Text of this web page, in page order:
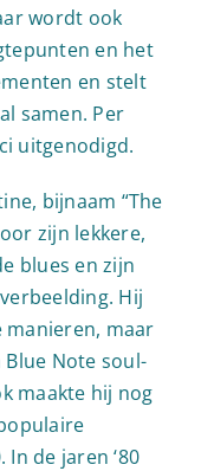
wordt ook
en het
en stelt
samen. Per
uitgenodigd.
bijnaam “The
zijn lekkere,
blues en zijn
Hij
manieren, maar
Note soul-
maakte hij nog
In de jaren ‘80